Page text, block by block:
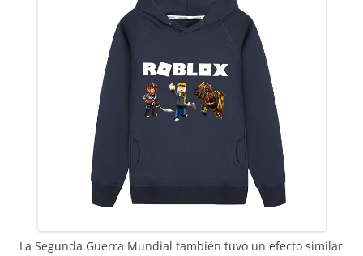
La Segunda Guerra Mundial también tuvo un efecto similar